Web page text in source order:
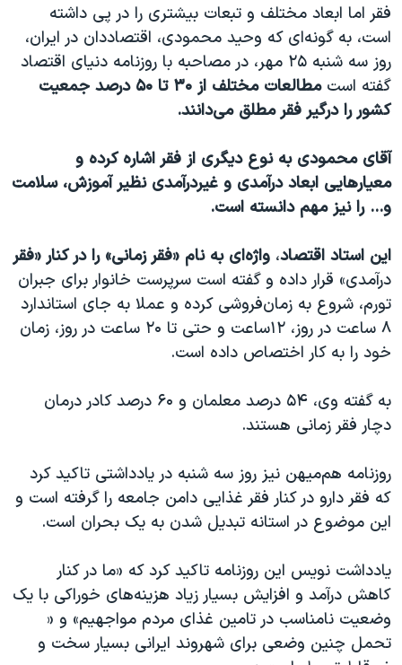
فقر اما ابعاد مختلف و تبعات بیشتری را در پی داشته
است، به گونه‌ای که وحید محمودی، اقتصاددان در ایران،
روز سه شنبه ۲۵ مهر، در مصاحبه با روزنامه دنیای اقتصاد
گفته است
مطالعات مختلف از ۳۰ تا ۵۰ درصد جمعیت
کشور را درگیر فقر مطلق می‌دانند.
آقای محمودی به نوع دیگری از فقر اشاره کرده و
معیارهایی ابعاد درآمدی و غیردرآمدی نظیر آموزش، سلامت
و... را نیز مهم دانسته است.
این استاد اقتصاد، واژه‌ای به نام «فقر زمانی» را در کنار «فقر
درآمدی» قرار داده و گفته است سرپرست خانوار برای جبران
تورم، شروع به زمان‌فروشی کرده و عملا به جای استاندارد
۸ ساعت در روز، ۱۲ساعت و حتی تا ۲۰ ساعت در روز، زمان
خود را به کار اختصاص داده است.
به گفته وی، ۵۴ درصد معلمان و ۶۰ درصد کادر درمان
دچار فقر زمانی هستند.
روزنامه هم‌میهن نیز روز سه شنبه در یادداشتی تاکید کرد
که فقر دارو در کنار فقر غذایی دامن جامعه را گرفته است و
این موضوع در استانه تبدیل شدن به یک بحران است.
یادداشت نویس این روزنامه تاکید کرد که «ما در کنار
کاهش درآمد و افزایش بسیار زیاد هزینه‌های خوراکی با یک
وضعیت نامناسب در تامین غذای مردم مواجهیم» و «
تحمل چنین وضعی برای شهروند ایرانی بسیار سخت و